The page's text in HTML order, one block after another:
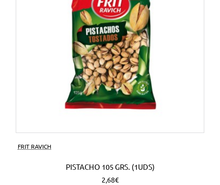
FRIT RAVICH
PISTACHO 105 GRS. (1UDS)
2,68€